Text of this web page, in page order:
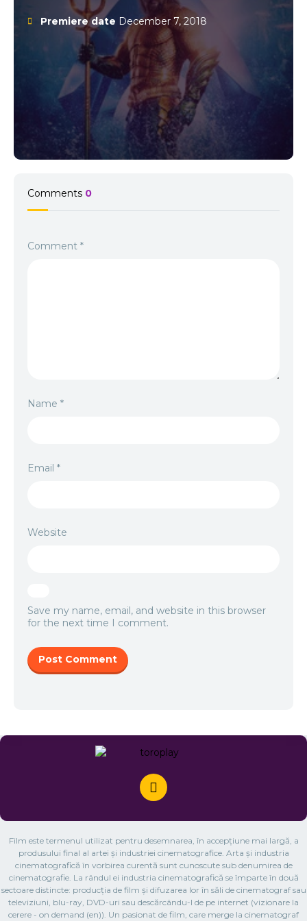
Premiere date December 7, 2018
Comments 0
Comment *
Name *
Email *
Website
Save my name, email, and website in this browser
for the next time I comment.
Film este termenul utilizat pentru desemnarea, în accepțiune mai largă, a
produsului final al artei și industriei cinematografice. Arta și industria
cinematografică în vorbirea curentă sunt cunoscute sub denumirea de
cinematografie. La rândul ei industria cinematografică se împarte în două
sectoare distincte: producția de film și difuzarea lor în săli de cinematograf sau
televiziuni, blu-ray, DVD-uri sau descărcându-l de pe internet (vizionare la
cerere - on demand (en)). Un pasionat de film, care merge la cinematograf